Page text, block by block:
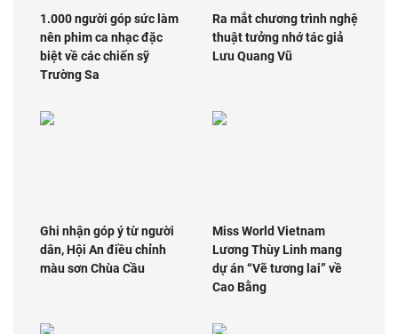
1.000 người góp sức làm
nên phim ca nhạc đặc
biệt về các chiến sỹ
Trường Sa
Ra mắt chương trình nghệ
thuật tưởng nhớ tác giả
Lưu Quang Vũ
Ghi nhận góp ý từ người
dân, Hội An điều chỉnh
màu sơn Chùa Cầu
Miss World Vietnam
Lương Thùy Linh mang
dự án “Vẽ tương lai” về
Cao Bằng